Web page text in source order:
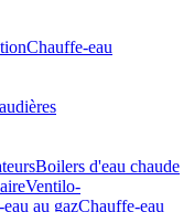
Chauffe-eau
Boilers d'eau chaude
Ventilo-
au gazChauffe-eau